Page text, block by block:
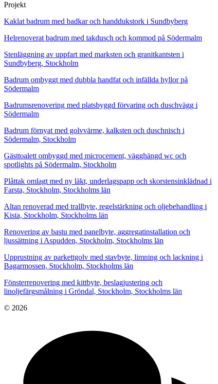
Projekt
Kaklat badrum med badkar och handdukstork i Sundbyberg
Helrenoverat badrum med takdusch och kommod på Södermalm
Stenläggning av uppfart med marksten och granitkantsten i
Sundbyberg, Stockholm
Badrum ombyggt med dubbla handfat och infällda hyllor på
Södermalm
Badrumsrenovering med platsbyggd förvaring och duschvägg i
Södermalm
Badrum förnyat med golvvärme, kalksten och duschnisch i
Södermalm, Stockholm
Gästtoalett ombyggd med microcement, vägghängd wc och
spotlights på Södermalm, Stockholm
Plåttak omlagt med ny läkt, underlagspapp och skorstensinklädnad i
Farsta, Stockholm, Stockholms län
Altan renoverad med trallbyte, regelstärkning och oljebehandling i
Kista, Stockholm, Stockholms län
Renovering av bastu med panelbyte, aggregatinstallation och
ljussättning i Aspudden, Stockholm, Stockholms län
Upprustning av parkettgolv med stavbyte, limning och lackning i
Bagarmossen, Stockholm, Stockholms län
Fönsterrenovering med kittbyte, beslagjustering och
linoljefärgsmålning i Gröndal, Stockholm, Stockholms län
© 2026